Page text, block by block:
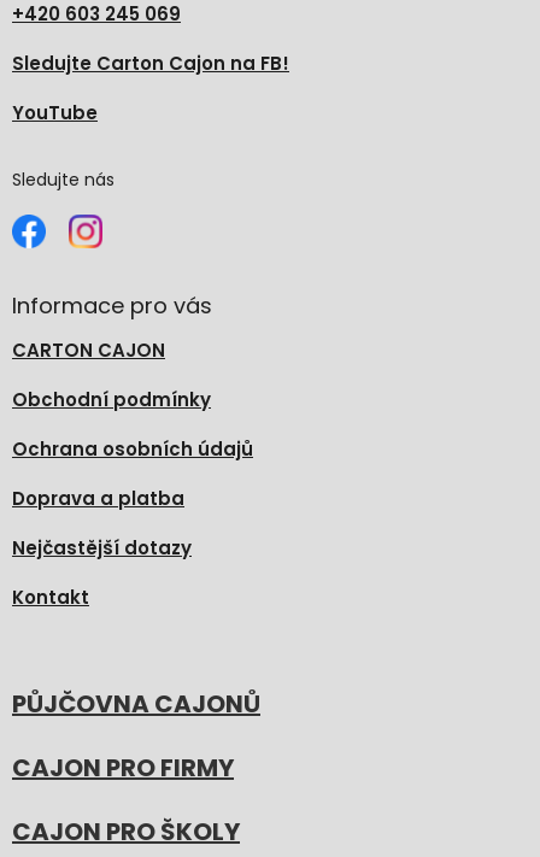
+420 603 245 069
Sledujte Carton Cajon na FB!
YouTube
Sledujte nás
Informace pro vás
CARTON CAJON
Obchodní podmínky
Ochrana osobních údajů
Doprava a platba
Nejčastější dotazy
Kontakt
PŮJČOVNA CAJONŮ
CAJON PRO FIRMY
CAJON PRO ŠKOLY